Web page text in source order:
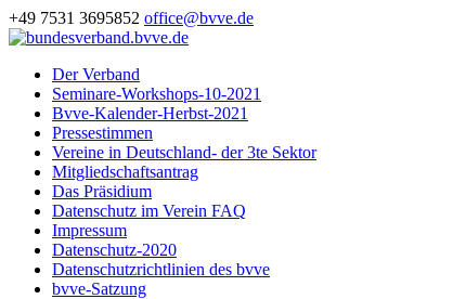
+49 7531 3695852 office@bvve.de
Der Verband
Seminare-Workshops-10-2021
Bvve-Kalender-Herbst-2021
Pressestimmen
Vereine in Deutschland- der 3te Sektor
Mitgliedschaftsantrag
Das Präsidium
Datenschutz im Verein FAQ
Impressum
Datenschutz-2020
Datenschutzrichtlinien des bvve
bvve-Satzung